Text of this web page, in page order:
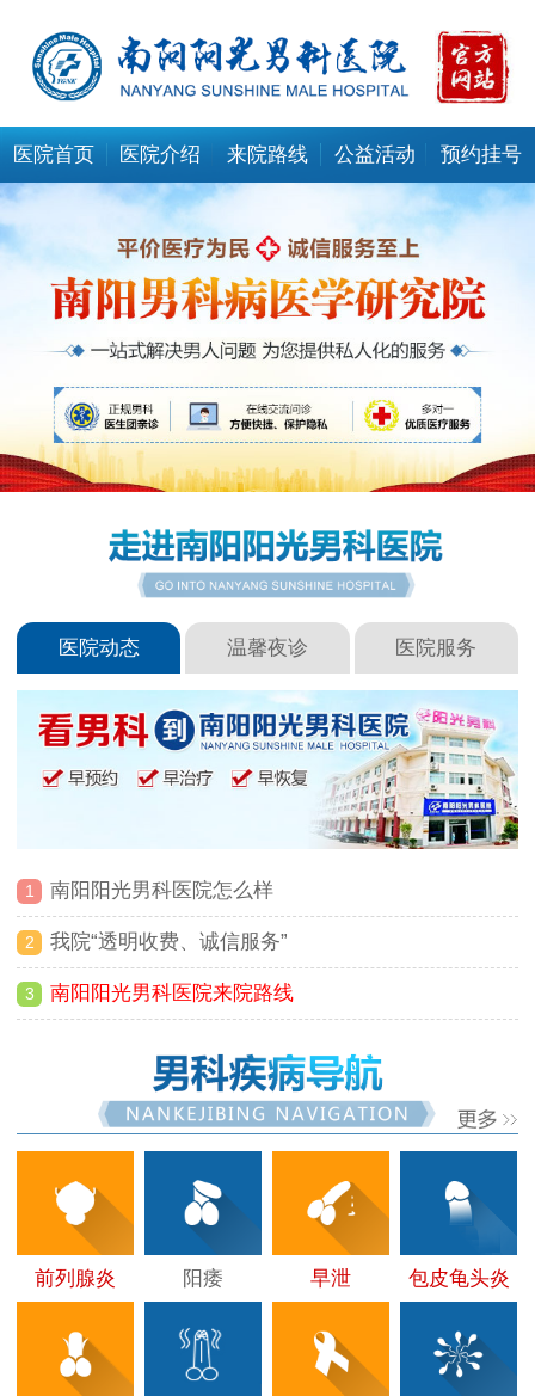
医院首页 医院介绍 来院路线 公益活动 预约挂号
医院动态 温馨夜诊 医院服务
1 南阳阳光男科医院怎么样
2 我院“透明收费、诚信服务”
3 南阳阳光男科医院来院路线
前列腺炎 阳痿 早泄 包皮龟头炎